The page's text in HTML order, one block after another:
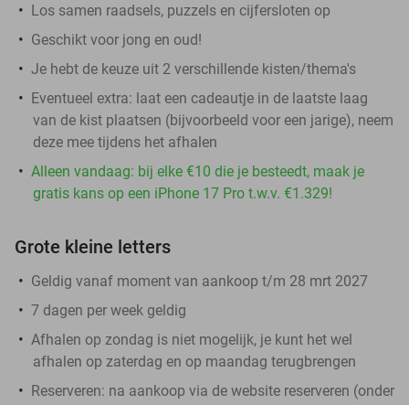
Los samen raadsels, puzzels en cijfersloten op
Geschikt voor jong en oud!
Je hebt de keuze uit 2 verschillende kisten/thema's
Eventueel extra: laat een cadeautje in de laatste laag
van de kist plaatsen (bijvoorbeeld voor een jarige), neem
deze mee tijdens het afhalen
Alleen vandaag: bij elke €10 die je besteedt, maak je
gratis kans op een iPhone 17 Pro t.w.v. €1.329!
Grote kleine letters
Geldig vanaf moment van aankoop t/m 28 mrt 2027
7 dagen per week geldig
Afhalen op zondag is niet mogelijk, je kunt het wel
afhalen op zaterdag en op maandag terugbrengen
Reserveren: na aankoop via de website reserveren (onder